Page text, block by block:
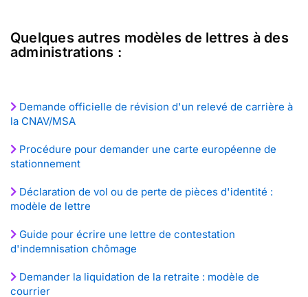
Quelques autres modèles de lettres à des
administrations :
Demande officielle de révision d'un relevé de carrière à
la CNAV/MSA
Procédure pour demander une carte européenne de
stationnement
Déclaration de vol ou de perte de pièces d'identité :
modèle de lettre
Guide pour écrire une lettre de contestation
d'indemnisation chômage
Demander la liquidation de la retraite : modèle de
courrier